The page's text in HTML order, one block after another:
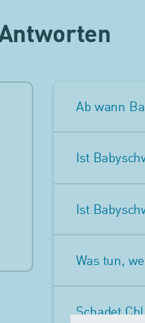
Ab wann
Ist
Ist
Was tun,
Schadet